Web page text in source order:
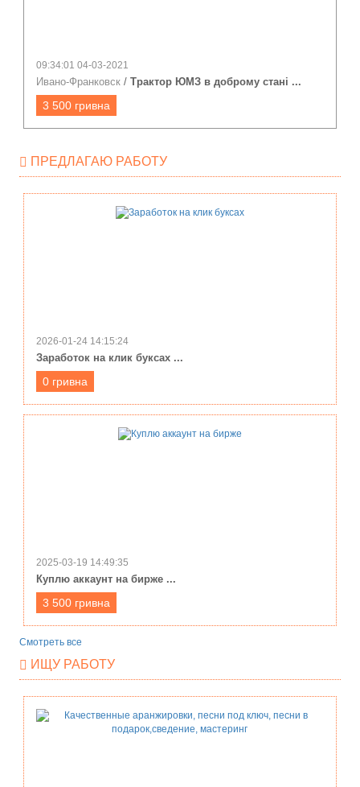
09:34:01 04-03-2021
Ивано-Франковск/Трактор ЮМЗ в доброму стані ...
3 500 гривна
ПРЕДЛАГАЮ РАБОТУ
2026-01-24 14:15:24
Заработок на клик буксах ...
0 гривна
2025-03-19 14:49:35
Куплю аккаунт на бирже ...
3 500 гривна
Смотреть все
ИЩУ РАБОТУ